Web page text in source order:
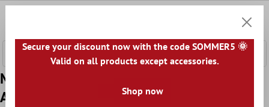
Model din Metal Plăci De Mozaic Alice
Argint Autoadeziv
Secure your discount now with the code SOMMER5 🌞
Valid on all products except accessories.
Shop now